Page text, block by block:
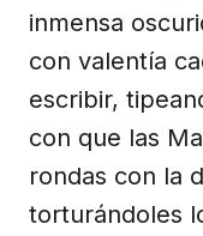
inmensa
con valentía
escribir,
con que las
rondas con la
torturándoles